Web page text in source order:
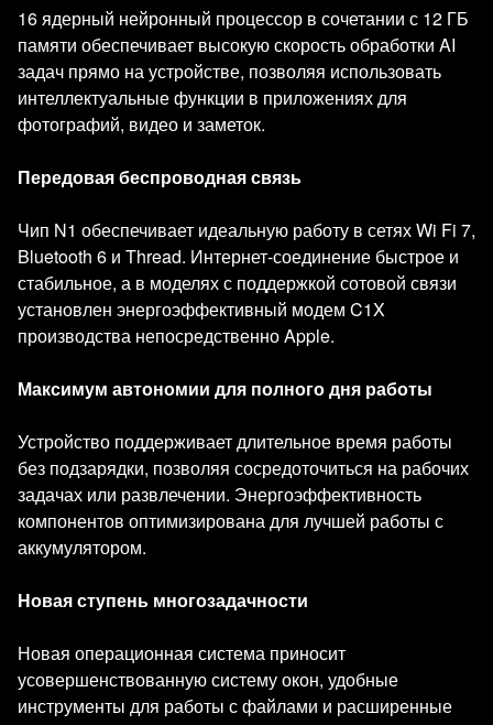
16 ядерный нейронный процессор в сочетании с 12 ГБ
памяти обеспечивает высокую скорость обработки AI
задач прямо на устройстве, позволяя использовать
интеллектуальные функции в приложениях для
фотографий, видео и заметок.
Передовая беспроводная связь
Чип N1 обеспечивает идеальную работу в сетях Wi Fi 7,
Bluetooth 6 и Thread. Интернет-соединение быстрое и
стабильное, а в моделях с поддержкой сотовой связи
установлен энергоэффективный модем C1X
производства непосредственно Apple.
Максимум автономии для полного дня работы
Устройство поддерживает длительное время работы
без подзарядки, позволяя сосредоточиться на рабочих
задачах или развлечении. Энергоэффективность
компонентов оптимизирована для лучшей работы с
аккумулятором.
Новая ступень многозадачности
Новая операционная система приносит
усовершенствованную систему окон, удобные
инструменты для работы с файлами и расширенные